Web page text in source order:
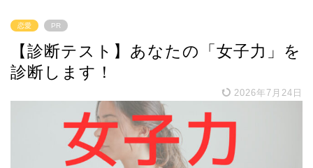
恋愛 PR
【診断テスト】あなたの「女子力」を
診断します！
2026年7月24日